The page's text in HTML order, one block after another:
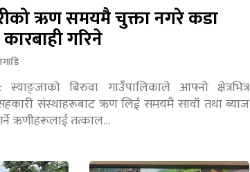
ऋण समयमै चुक्ता नगरे कडा
गरिने
बिरुवा गाउँपालिकाले आफ्नो क्षेत्रभित्र
संस्थाहरूबाट ऋण लिई समयमै सावाँ तथा ब्याज
ऋणीहरूलाई तत्काल…